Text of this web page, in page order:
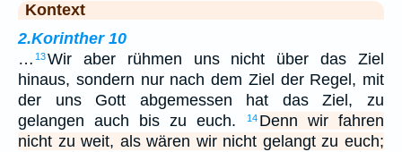
Kontext
2.Korinther 10
… 13Wir aber rühmen uns nicht über das Ziel
hinaus, sondern nur nach dem Ziel der Regel, mit
der uns Gott abgemessen hat das Ziel, zu
gelangen auch bis zu euch.
14 Denn wir fahren
nicht zu weit, als wären wir nicht gelangt zu euch;